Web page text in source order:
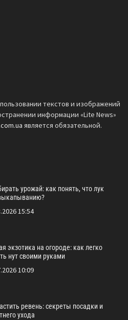
текстов и изображений
информации «Lite News»
является обязательной.
урожай: как понять, что лук
15:54
экзотика на огороде: как легко
нут своими руками
10:09
ревень: секреты посадки и
ухода